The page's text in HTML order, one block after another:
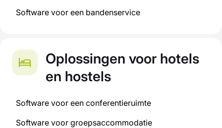
Software voor een bandenservice
Oplossingen voor hotels
en hostels
Software voor een conferentieruimte
Software voor groepsaccommodatie